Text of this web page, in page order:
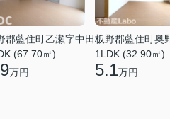
郡藍住町乙瀬字中田
(67.70㎡)
万円
板野郡藍住町奥
1LDK (32.90㎡)
5.1万円